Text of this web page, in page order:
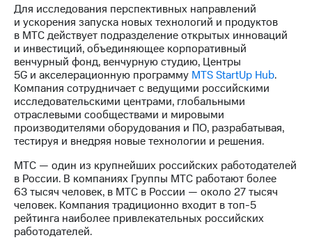
Для исследования перспективных направлений
и ускорения запуска новых технологий и продуктов
в МТС действует подразделение открытых инноваций
и инвестиций, объединяющее корпоративный
венчурный фонд, венчурную студию, Центры
5G и акселерационную программу MTS StartUp Hub.
Компания сотрудничает с ведущими российскими
исследовательскими центрами, глобальными
отраслевыми сообществами и мировыми
производителями оборудования и ПО, разрабатывая,
тестируя и внедряя новые технологии и решения.
МТС — один из крупнейших российских работодателей
в России. В компаниях Группы МТС работают более
63 тысяч человек, в МТС в России — около 27 тысяч
человек. Компания традиционно входит втоп-5
рейтинга наиболее привлекательных российских
работодателей.